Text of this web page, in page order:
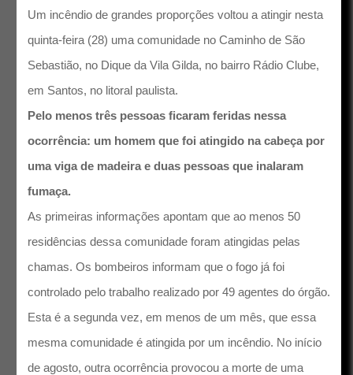
Um incêndio de grandes proporções voltou a atingir nesta
quinta-feira (28) uma comunidade no Caminho de São
Sebastião, no Dique da Vila Gilda, no bairro Rádio Clube,
em Santos, no litoral paulista.
Pelo menos três pessoas ficaram feridas nessa
ocorrência: um homem que foi atingido na cabeça por
uma viga de madeira e duas pessoas que inalaram
fumaça.
As primeiras informações apontam que ao menos 50
residências dessa comunidade foram atingidas pelas
chamas. Os bombeiros informam que o fogo já foi
controlado pelo trabalho realizado por 49 agentes do órgão.
Esta é a segunda vez, em menos de um mês, que essa
mesma comunidade é atingida por um incêndio. No início
de agosto, outra ocorrência provocou a morte de uma